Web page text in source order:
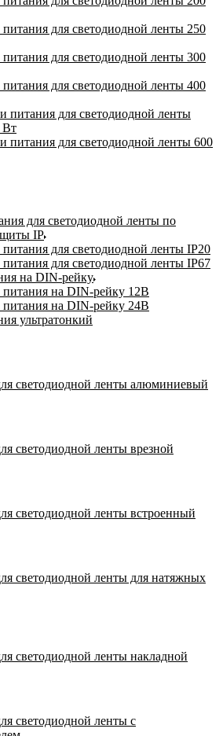
питания для светодиодной ленты 250
питания для светодиодной ленты 300
питания для светодиодной ленты 400
питания для светодиодной ленты
Вт
питания для светодиодной ленты 600
для светодиодной ленты по
IP
питания для светодиодной ленты IP20
питания для светодиодной ленты IP67
на DIN-рейку
питания на DIN-рейку 12В
питания на DIN-рейку 24В
ультратонкий
светодиодной ленты алюминиевый
светодиодной ленты врезной
светодиодной ленты встроенный
светодиодной ленты для натяжных
светодиодной ленты накладной
светодиодной ленты с